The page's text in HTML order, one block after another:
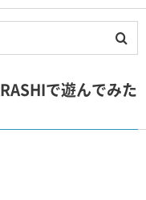
で遊んでみた